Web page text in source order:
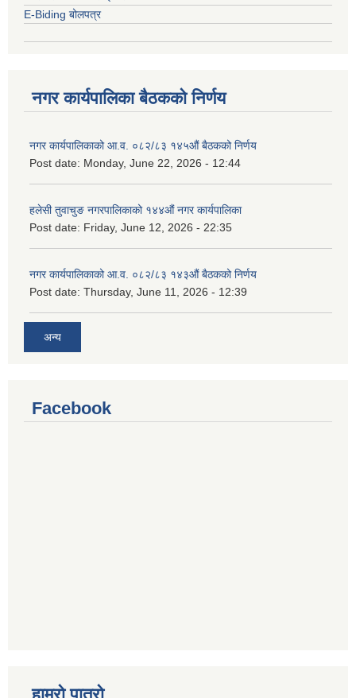
E-Biding बोलपत्र
नगर कार्यपालिका बैठकको निर्णय
नगर कार्यपालिकाको आ.व. ०८२/८३ १४५औं बैठकको निर्णय
Post date: Monday, June 22, 2026 - 12:44
हलेसी तुवाचुङ नगरपालिकाको १४४औं नगर कार्यपालिका
Post date: Friday, June 12, 2026 - 22:35
नगर कार्यपालिकाको आ.व. ०८२/८३ १४३औं बैठकको निर्णय
Post date: Thursday, June 11, 2026 - 12:39
अन्य
Facebook